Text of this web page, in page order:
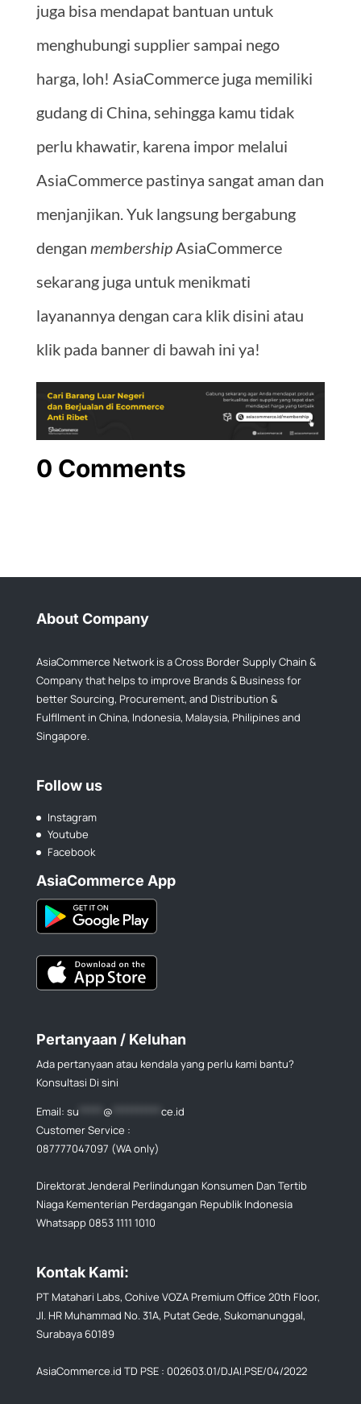
juga bisa mendapat bantuan untuk
menghubungi supplier sampai nego
harga, loh! AsiaCommerce juga memiliki
gudang di China, sehingga kamu tidak
perlu khawatir, karena impor melalui
AsiaCommerce pastinya sangat aman dan
menjanjikan. Yuk langsung bergabung
dengan membershipAsiaCommerce
sekarang juga untuk menikmati
layanannya dengan cara klik disini atau
klik pada banner di bawah ini ya!
0 Comments
About Company
AsiaCommerce Network is a Cross Border Supply Chain &
Company that helps to improve Brands & Business for
better Sourcing, Procurement, and Distribution &
Fulfllment in China, Indonesia, Malaysia, Philipines and
Singapore.
Follow us
Instagram
Youtube
Facebook
AsiaCommerce App
Pertanyaan / Keluhan
Ada pertanyaan atau kendala yang perlu kami bantu?
Konsultasi Di sini
Email: su @
ce.id
Customer Service :
087777047097 (WA only)
Direktorat Jenderal Perlindungan Konsumen Dan Tertib
Niaga Kementerian Perdagangan Republik Indonesia
Whatsapp 0853 1111 1010
Kontak Kami:
PT Matahari Labs, Cohive VOZA Premium Office 20th Floor,
Jl. HR Muhammad No. 31A, Putat Gede, Sukomanunggal,
Surabaya 60189
AsiaCommerce.id TD PSE : 002603.01/DJAI.PSE/04/2022